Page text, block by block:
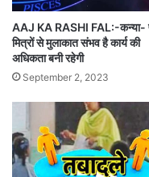
AAJ KA RASHI FAL:-कन्या-
मित्रों से मुलाकात संभव है कार्य की
अधिकता बनी रहेगी
September 2, 2023